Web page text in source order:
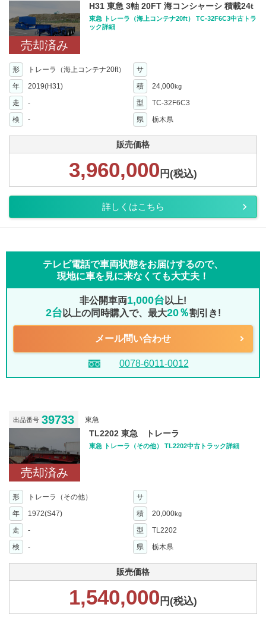
売却済み
H31 東急 3軸 20FT 海コンシャーシ 積載24t
東急 トレーラ（海上コンテナ20ft） TC-32F6C3中古トラ
ック詳細
形 トレーラ（海上コンテナ20ft）
サ
年
2019(H31) 積 24,000kg
走 - 型
TC-32F6C3
検
- 県 栃木県
販売価格
3,960,000 円(税込)
詳しくはこちら
テレビ電話で車両状態をお届けするので、
現地に車を見に来なくても大丈夫！
非公開車両1,000台 以上!
2台 以上の同時購入で、最大20％割引き!
メール問い合わせ
0078-6011-0012
出品番号 39733 東急
売却済み
TL2202 東急 トレーラ
東急 トレーラ（その他） TL2202中古トラック詳細
形 トレーラ（その他）
サ
年
1972(S47) 積 20,000kg
走 - 型
TL2202
検
- 県 栃木県
販売価格
1,540,000 円(税込)